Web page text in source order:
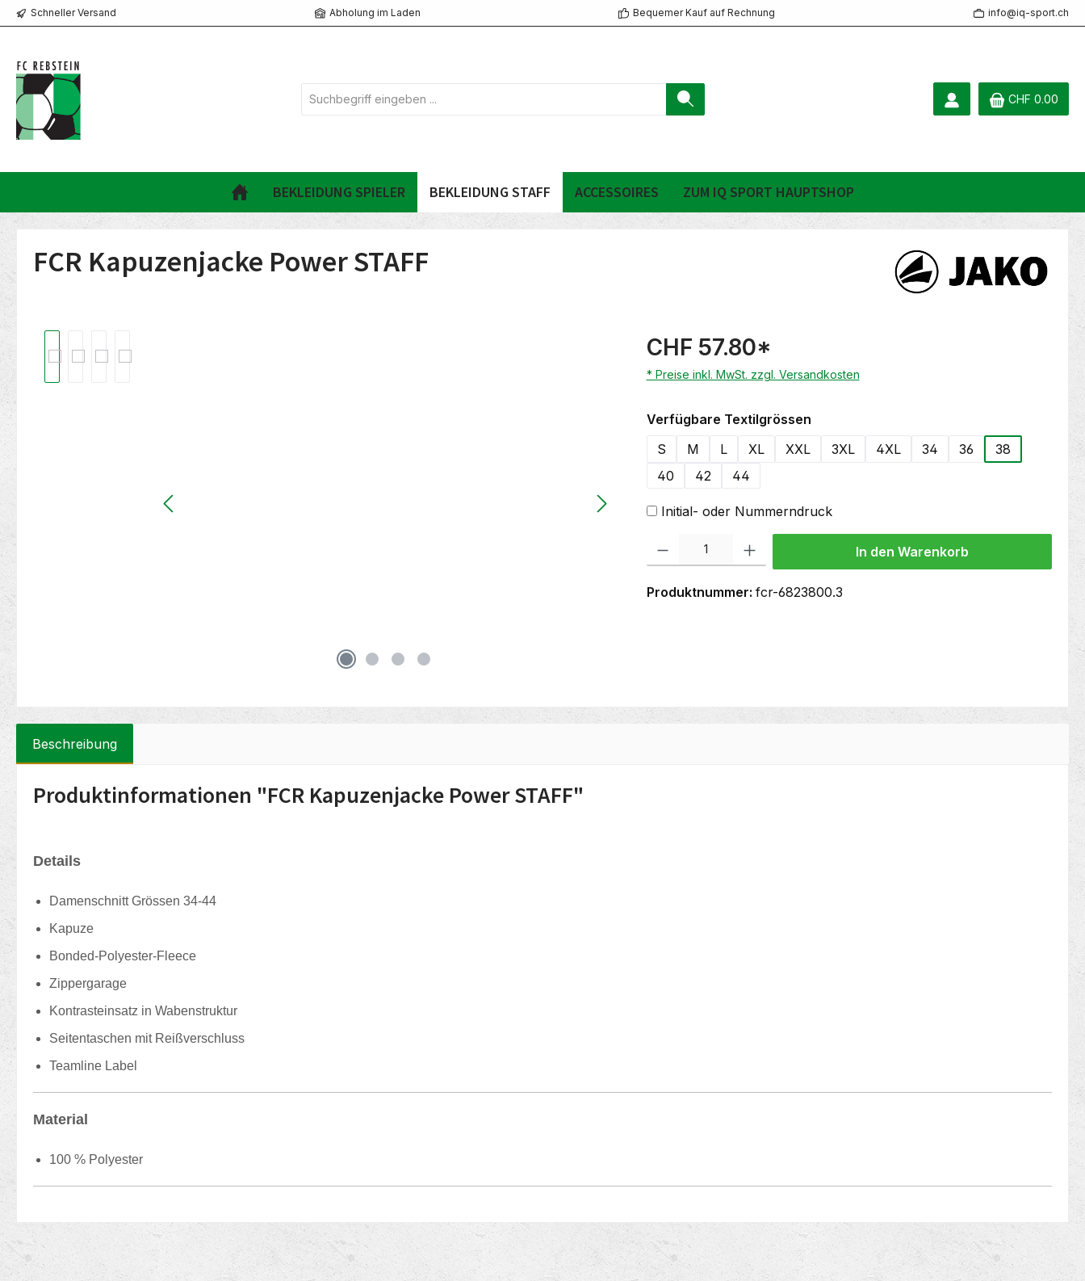
Zur Hauptnavigation springen
Schneller Versand Abholung im Laden Bequemer Kauf auf Rechnung info@iq-sport.ch
CHF 0.00
BEKLEIDUNG SPIELER BEKLEIDUNG STAFF ACCESSOIRES ZUM IQ SPORT HAUPTSHOP
FCR Kapuzenjacke Power STAFF
CHF 57.80*
* Preise inkl. MwSt. zzgl. Versandkosten
Verfügbare Textilgrössenauswählen
S
M L XL XXL 3XL 4XL 34 36
38
40
42 44
Initial- oder Nummerndruck
Produkt Anzahl: Gib den gewünschten Wert ein oder benutze die Schaltflächen um die
In den Warenkorb
Produktnummer: fcr-6823800.3
Beschreibung
Produktinformationen "FCR Kapuzenjacke Power STAFF"
Details
Damenschnitt Grössen 34-44
Kapuze
Bonded-Polyester-Fleece
Zippergarage
Kontrasteinsatz in Wabenstruktur
Seitentaschen mit Reißverschluss
Teamline Label
Material
100 % Polyester